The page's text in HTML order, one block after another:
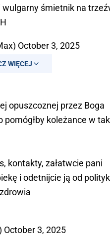
wulgarny śmietnik na
October 3, 2025
WIĘCEJ
opuszcoznej przez Boga
pomógłby koleżance w tak
kontakty, załatwcie pani
i odetnijcie ją od
October 3, 2025